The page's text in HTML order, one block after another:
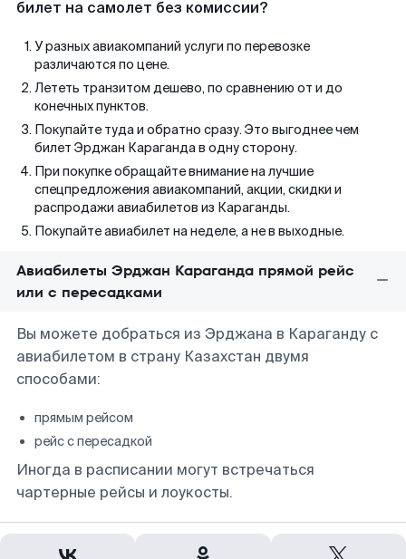
билет на самолет без комиссии?
У разных авиакомпаний услуги по перевозке
различаются по цене.
Лететь транзитом дешево, по сравнению от и до
конечных пунктов.
Покупайте туда и обратно сразу. Это выгоднее чем
билет Эрджан Караганда в одну сторону.
При покупке обращайте внимание на лучшие
спецпредложения авиакомпаний, акции, скидки и
распродажи авиабилетов из Караганды.
Покупайте авиабилет на неделе, а не в выходные.
Авиабилеты Эрджан Караганда прямой рейс
или с пересадками
Вы можете добраться из Эрджана в Караганду с
авиабилетом в страну Казахстан двумя
способами:
прямым рейсом
рейс с пересадкой
Иногда в расписании могут встречаться
чартерные рейсы и лоукосты.